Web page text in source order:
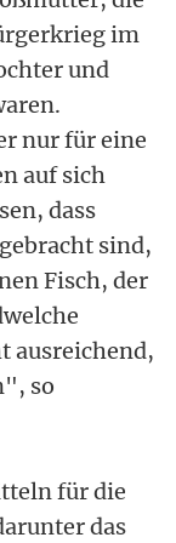
im
und
nur für eine
auf sich
dass
sind,
Fisch, der
ausreichend,
so
für die
das